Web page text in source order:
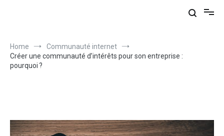
Home
Communauté internet
Créer une communauté d’intérêts pour son entreprise :
pourquoi ?